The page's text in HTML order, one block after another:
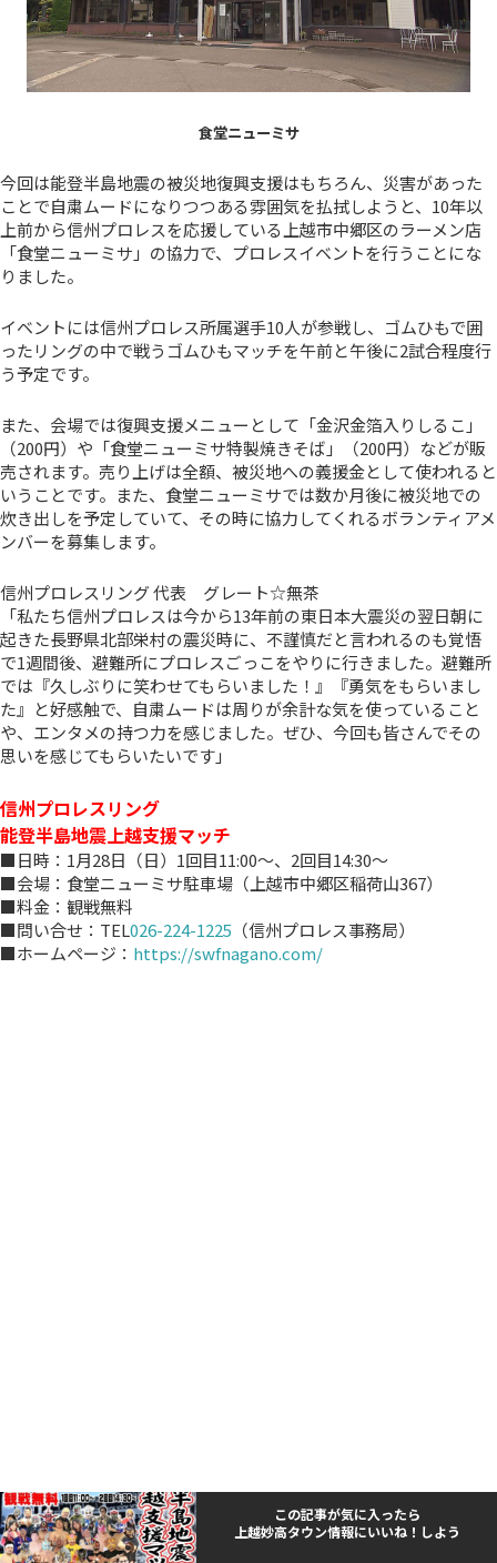
食堂ニューミサ
今回は能登半島地震の被災地復興支援はもちろん、災害があった
ことで自粛ムードになりつつある雰囲気を払拭しようと、10年以
上前から信州プロレスを応援している上越市中郷区のラーメン店
「食堂ニューミサ」の協力で、プロレスイベントを行うことにな
りました。
イベントには信州プロレス所属選手10人が参戦し、ゴムひもで囲
ったリングの中で戦うゴムひもマッチを午前と午後に2試合程度行
う予定です。
また、会場では復興支援メニューとして「金沢金箔入りしるこ」
（200円）や「食堂ニューミサ特製焼きそば」（200円）などが販
売されます。売り上げは全額、被災地への義援金として使われると
いうことです。また、食堂ニューミサでは数か月後に被災地での
炊き出しを予定していて、その時に協力してくれるボランティアメ
ンバーを募集します。
信州プロレスリング 代表 グレート☆無茶
「私たち信州プロレスは今から13年前の東日本大震災の翌日朝に
起きた長野県北部栄村の震災時に、不謹慎だと言われるのも覚悟
で1週間後、避難所にプロレスごっこをやりに行きました。避難所
では『久しぶりに笑わせてもらいました！』『勇気をもらいまし
た』と好感触で、自粛ムードは周りが余計な気を使っていること
や、エンタメの持つ力を感じました。ぜひ、今回も皆さんでその
思いを感じてもらいたいです」
信州プロレスリング
能登半島地震上越支援マッチ
■日時：1月28日（日）1回目11:00～、2回目14:30～
■会場：食堂ニューミサ駐車場（上越市中郷区稲荷山367）
■料金：観戦無料
■問い合せ：TEL026-224-1225 （信州プロレス事務局）
■ホームページ： https://swfnagano.com/
この記事が気に入ったら
上越妙高タウン情報にいいね！しよう